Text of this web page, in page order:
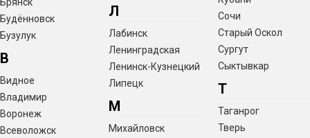
Брянск
Будённовск
Бузулук
В
Видное
Владимир
Воронеж
Всеволожск
Л
Лабинск
Ленинградская
Ленинск-Кузнецкий
Липецк
М
Михайловск
Сочи
Старый Оскол
Сургут
Сыктывкар
Т
Таганрог
Тверь